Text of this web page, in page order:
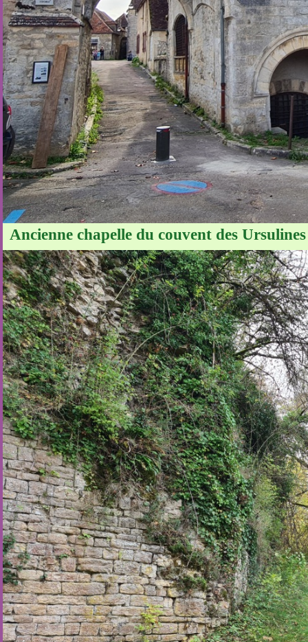
Ancienne chapelle du couvent des